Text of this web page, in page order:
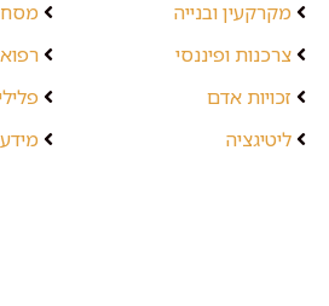
מקרקעין ובנייה
צרכנות ופיננסי
זכויות אדם
ליטיגציה